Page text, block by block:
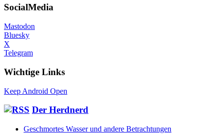
SocialMedia
Mastodon
Bluesky
X
Telegram
Wichtige Links
Keep Android Open
Der Herdnerd
Geschmortes Wasser und andere Betrachtungen